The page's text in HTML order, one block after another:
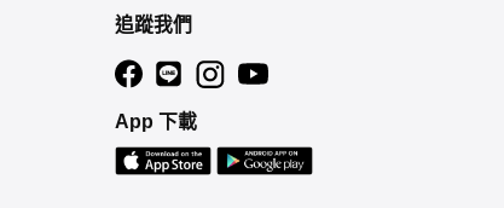
追蹤我們
App 下載